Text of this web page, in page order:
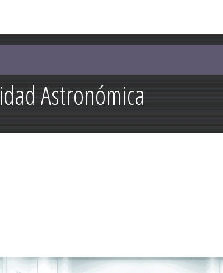
contenido
principal
Astronómica